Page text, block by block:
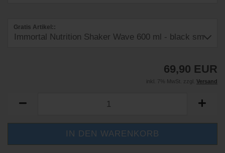
Gratis Artikel::
69,90 EUR
inkl. 7% MwSt. zzgl. Versand